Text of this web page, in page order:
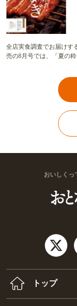
全店実食調査でお届けす
売の8月号では、「夏の粋
おいしくっ
トップ